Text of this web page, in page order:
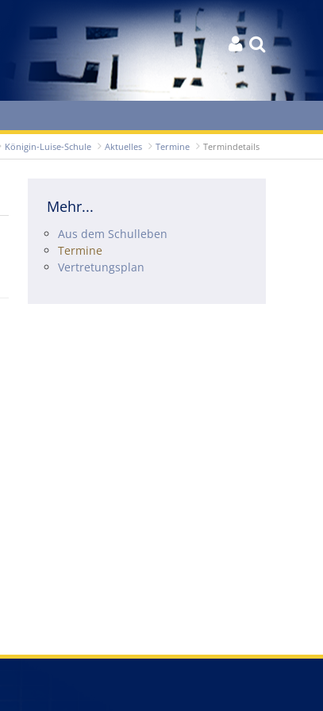
 
Königin-Luise-Schule Aktuelles Termine Termindetails
Mehr...
Navigation überspringen
Aus dem Schulleben
Termine
Vertretungsplan